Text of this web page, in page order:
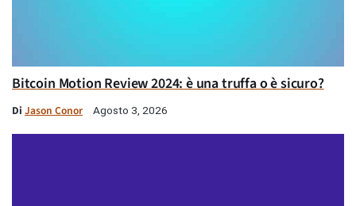
Bitcoin Motion Review 2024: è una truffa o è sicuro?
Di Jason Conor Agosto 3, 2026